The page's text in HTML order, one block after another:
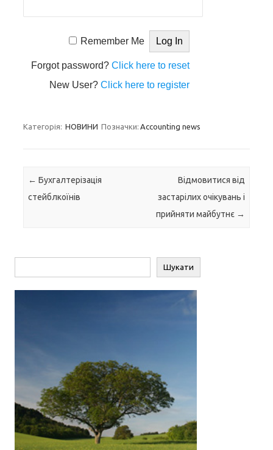
Remember Me
Forgot password?Click here to reset
New User?Click here to register
Категорія: НОВИНИ Позначки: Accounting news
Навігація по запису
← Бухгалтерізація
стейблкоїнів
Відмовитися від
застарілих очікувань і
прийняти майбутнє →
Шукати